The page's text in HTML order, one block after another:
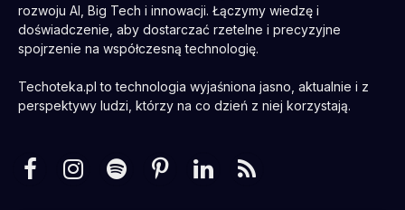
rozwoju AI, Big Tech i innowacji. Łączymy wiedzę i
doświadczenie, aby dostarczać rzetelne i precyzyjne
spojrzenie na współczesną technologię.
Techoteka.pl to technologia wyjaśniona jasno, aktualnie i z
perspektywy ludzi, którzy na co dzień z niej korzystają.
FacebookInstagramSpotifyPinterestLinkedInRSS